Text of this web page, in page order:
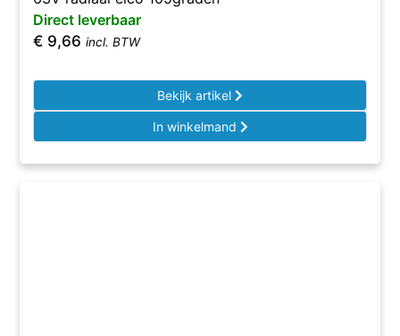
Direct leverbaar
€ 9,66 incl. BTW
Bekijk artikel
In winkelmand